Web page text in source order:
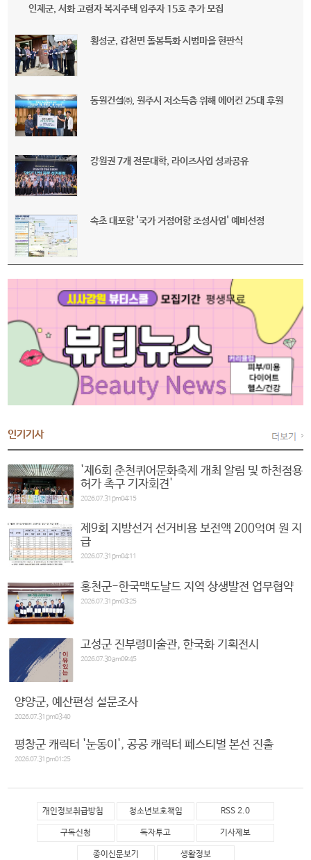
인제군, 서화 고령자 복지주택 입주자 15호 추가 모집
횡성군, 갑천면 돌봄특화 시범마을 현판식
동원건설㈜, 원주시 저소득층 위해 에어컨 25대 후원
강원권 7개 전문대학, 라이즈사업 성과공유
속초 대포항 '국가 거점어항 조성사업' 예비선정
인기기사
'제6회 춘천퀴어문화축제 개최 알림 및 하천점용
허가 촉구 기자회견'
2026.07.31 pm04:15
제9회 지방선거 선거비용 보전액 200억여 원 지
급
2026.07.31 pm04:11
홍천군-한국맥도날드 지역 상생발전 업무협약
2026.07.31 pm03:25
고성군 진부령미술관, 한국화 기획전시
2026.07.30 am09:45
양양군, 예산편성 설문조사
2026.07.31 pm03:40
평창군 캐릭터 '눈동이', 공공 캐릭터 페스티벌 본선 진출
2026.07.31 pm01:25
개인정보취급방침 청소년보호책임 RSS 2.0
구독신청 독자투고 기사제보
종이신문보기 생활정보